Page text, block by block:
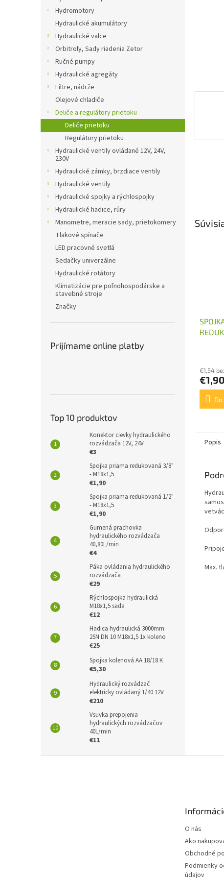
Hydromotory
Hydraulické akumulátory
Hydraulické valce
Orbitroly, Sady riadenia Zetor
Ručné pumpy
Hydraulické agregáty
Filtre, nádrže
Olejové chladiče
Deliče a regulátory prietoku
Deliče prietoku
Regulátory prietoku
Hydraulické ventily ovládané 12V, 24V,
230V
Hydraulické zámky, brzdiace ventily
Hydraulické ventily
Hydraulické spojky a rýchlospojky
Hydraulické hadice, rúry
Manometre, meracie sady, prietokomery
Tlakové spínače
LED pracovné svetlá
Sedačky univerzálne
Hydraulické rotátory
Klimatizácie pre poľnohospodárske a
stavebné stroje
Značky
Prijímame online platby
Top 10 produktov
Konektor cievky hydraulického
rozvádzača 12V, 24V
€3
Spojka priama redukovaná 3/8"
- M18x1,5
€1,90
Spojka priama redukovaná 1/2"
- M18x1,5
€1,90
Gumená prachovka
hydraulického rozvádzača
40,80L/min
€4
Páka ovládania hydraulického
rozvádzača
€29
Rýchlospojka hydraulická
M18x1,5 sada
€12
Hadica hydraulická 3000mm
2SN DN 10 M18x1,5 1x koleno
€25
Spojka kolenová AA 18/18 K
€5,30
Hydraulický rozvádzač
elektricky ovládaný 1/40 12V
€210
Vsuvka prepojenia
hydraulických rozvádzačov
40L/min
€11
€1,54
€1,90
Popis
Max.
O nás
Ako
Obchodné
Podmienky
údajov